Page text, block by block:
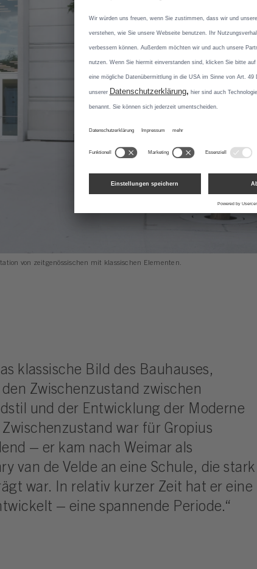
von zeitgenössischen mit klassischen Elementen.
klassische Bild des Bauhauses,
Zwischenzustand zwischen
und der Entwicklung der Moderne
war für Gropius
– er kam nach Weimar als
van de Velde an eine Schule, die stark
war. In relativ kurzer Zeit hat er eine
– eine spannende Periode.“